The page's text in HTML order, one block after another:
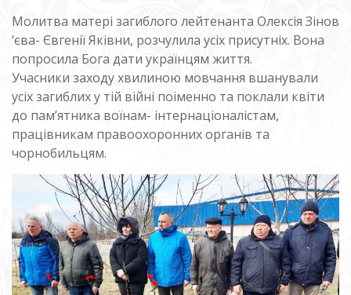
Молитва матері загиблого лейтенанта Олексія Зінов
‘єва- Євгенії Яківни, розчулила усіх присутніх. Вона
попросила Бога дати українцям життя.
Учасники заходу хвилиною мовчання вшанували
усіх загиблих у тій війні поіменно та поклали квіти
до пам’ятника воїнам- інтернаціоналістам,
працівникам правоохоронних органів та
чорнобильцям.